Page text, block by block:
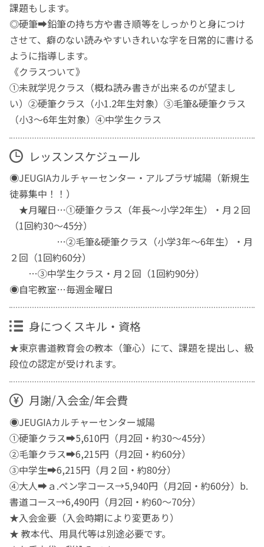
課題もします。
◎硬筆➡︎鉛筆の持ち方や書き順等をしっかりと身につけ
させて、癖のない読みやすいきれいな字を日常的に書ける
ように指導します。
《クラスついて》
①未就学児クラス（概ね読み書きが出来るのが望まし
い）②硬筆クラス（小1.2年生対象）③毛筆&硬筆クラス
（小3〜6年生対象）④中学生クラス
レッスンスケジュール
◉JEUGIAカルチャーセンター・アルプラザ城陽（新規生
徒募集中！！）
★月曜日…①硬筆クラス（年長〜小学2年生）・月２回
（1回約30〜45分）
…②毛筆&硬筆クラス（小学3年〜6年生）・月
２回（1回約60分）
…③中学生クラス・月２回（1回約90分）
◉自宅教室…毎週金曜日
身につくスキル・資格
★東京書道教育会の教本（筆心）にて、課題を提出し、級
段位の認定が受けれます。
月謝/入会金/年会費
◉JEUGIAカルチャーセンター城陽
①硬筆クラス➡︎5,610円（月2回・約30〜45分）
②毛筆クラス➡︎6,215円（月2回・約60分）
③中学生➡︎6,215円（月２回・約80分）
④大人➡︎ａ.ペン字コース→5,940円（月2回・約60分）b.
書道コース→6,490円（月2回・約60〜70分）
★入会金要（入会時期により変更あり）
★ 教本代、用具代等は別途必要です。